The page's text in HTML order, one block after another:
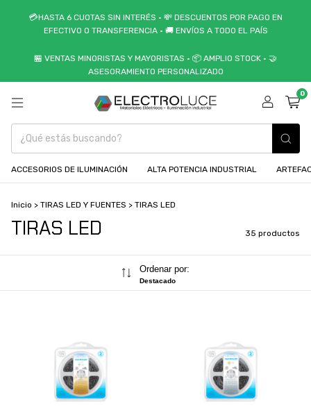
💳HASTA 6 CUOTAS SIN INTERÉS • 💸 DESCUENTOS POR PAGO EN
EFECTIVO O TRANSFERENCIA • 🚚 ENVÍOS A TODO EL PAÍS
🏪 VENTAS MINORISTAS Y MAYORISTAS • 📦 AMPLIO STOCK • 🤝
ASESORAMIENTO PERSONALIZADO
0
ACCESORIOS DE ILUMINACIÓN ALTA POTENCIA INDUSTRIAL
Inicio > TIRAS LED Y FUENTES > TIRAS LED
TIRAS LED 35 productos
Ordenar por:
Destacado